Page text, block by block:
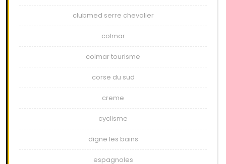
clubmed serre chevalier
colmar
colmar tourisme
corse du sud
creme
cyclisme
digne les bains
espagnoles